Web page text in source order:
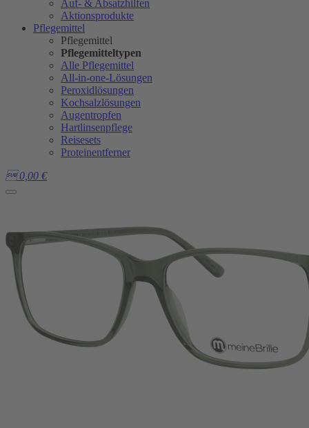
Auf- & Absatzhilfen
Aktionsprodukte
Pflegemittel
Pflegemittel
Pflegemitteltypen
Alle Pflegemittel
All-in-one-Lösungen
Peroxidlösungen
Kochsalzlösungen
Augentropfen
Hartlinsenpflege
Reisesets
Proteinentferner
 0,00 €